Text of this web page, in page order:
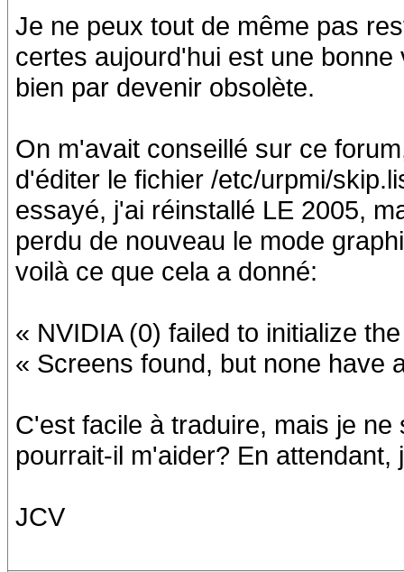
Je ne peux tout de même pas
certes aujourd'hui est une
bien par devenir obsolète.
On m'avait conseillé sur ce
d'éditer le fichier /etc/urpmi/
essayé, j'ai réinstallé LE 2005,
perdu de nouveau le mode
voilà ce que cela a donné:
« NVIDIA (0) failed to initialize
« Screens found, but none have
C'est facile à traduire, mais je
pourrait-il m'aider? En attendant,
JCV